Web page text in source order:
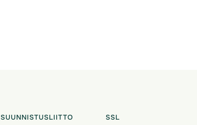
SUUNNISTUSLIITTO SSL